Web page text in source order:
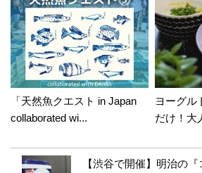
「天然魚クエスト in Japan
collaborated wi...
ヨーグル
だけ！大
【渋谷で開催】明治の